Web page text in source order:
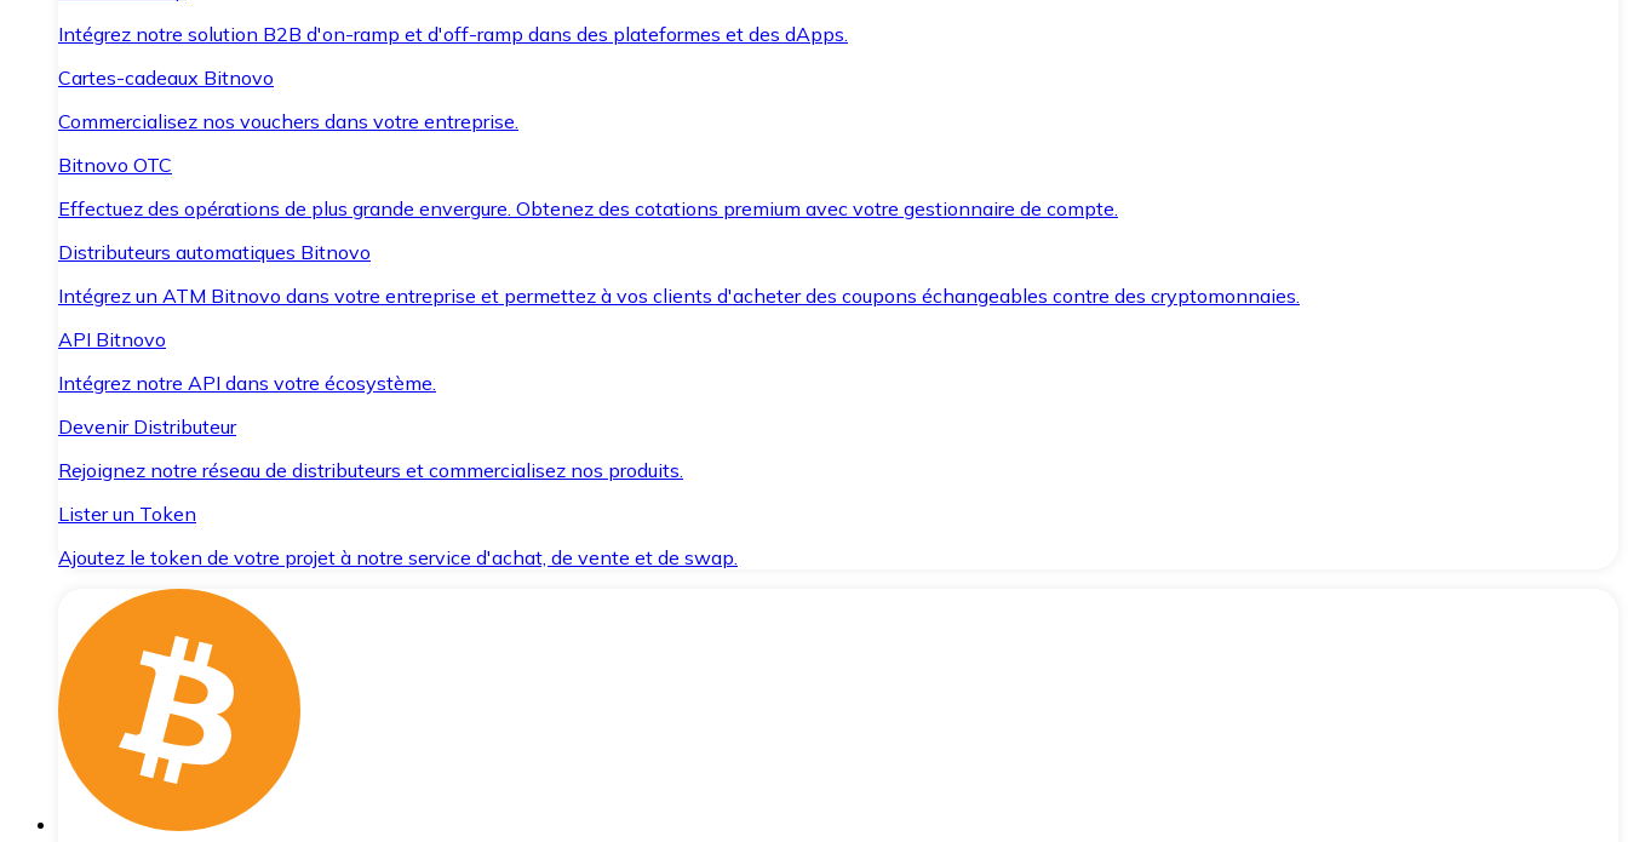
Intégrez notre solution B2B d'on-ramp et d'off-ramp dans des plateformes et des dApps.
Cartes-cadeaux Bitnovo
Commercialisez nos vouchers dans votre entreprise.
Bitnovo OTC
Effectuez des opérations de plus grande envergure. Obtenez des cotations premium avec votre gestionnaire de compte.
Distributeurs automatiques Bitnovo
Intégrez un ATM Bitnovo dans votre entreprise et permettez à vos clients d'acheter des coupons échangeables contre des cryptomonnaies.
API Bitnovo
Intégrez notre API dans votre écosystème.
Devenir Distributeur
Rejoignez notre réseau de distributeurs et commercialisez nos produits.
Lister un Token
Ajoutez le token de votre projet à notre service d'achat, de vente et de swap.